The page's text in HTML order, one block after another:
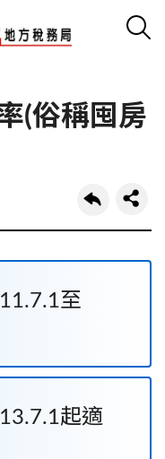
(俗稱囤房
至
起適